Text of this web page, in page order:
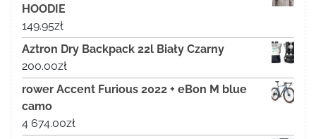
HOODIE
149.95zł
Aztron Dry Backpack 22l Biały Czarny
200.00zł
rower Accent Furious 2022 + eBon M blue
camo
4 674.00zł